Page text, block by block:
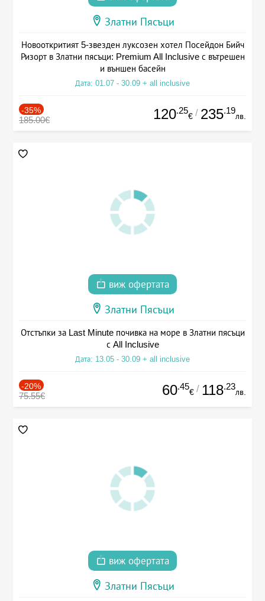
Златни Пясъци
Новооткритият 5-звезден луксозен хотел Посейдон Бийч
Ризорт в Златни пясъци: Premium All Inclusive с вътрешен
и външен басейн
Дата: 01.07 - 30.09 + all inclusive
-35%
185.00€ 120.25
€ / 235.19
лв.
виж офертата
Златни Пясъци
Отстъпки за Last Minute почивка на море в Златни пясъци
с All Inclusive
Дата: 13.05 - 30.09 + all inclusive
-20%
75.55€ 60.45
€ / 118.23
лв.
виж офертата
Златни Пясъци